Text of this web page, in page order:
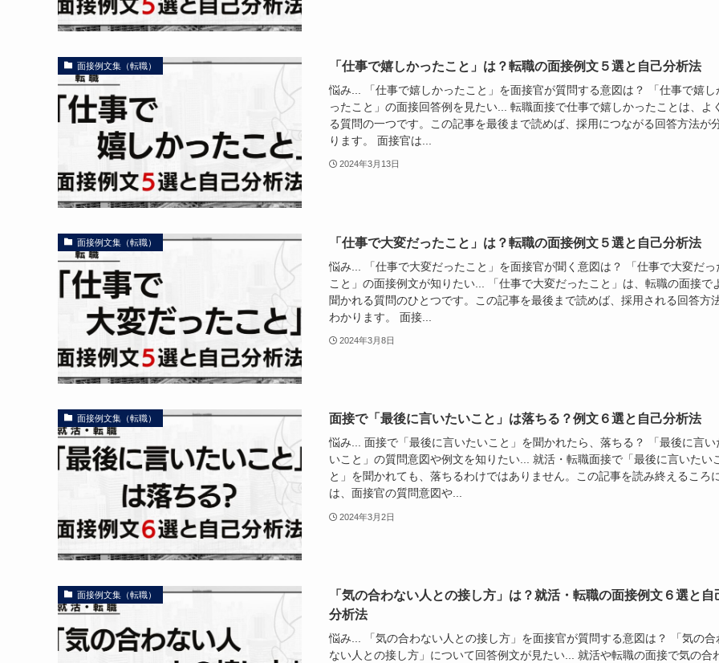
面接例文集（転職） 「仕事で嬉しかったこと」は？転職の面接例文５選と自己分析法
悩み... 「仕事で嬉しかったこと」を面接官が質問する意図は？ 「仕事で嬉し
ったこと」の面接回答例を見たい... 転職面接で仕事で嬉しかったことは、よ
る質問の一つです。この記事を最後まで読めば、採用につながる回答方法が
ります。 面接官は...
2024年3月13日
面接例文集（転職） 「仕事で大変だったこと」は？転職の面接例文５選と自己分析法
悩み... 「仕事で大変だったこと」を面接官が聞く意図は？ 「仕事で大変だっ
こと」の面接例文が知りたい... 「仕事で大変だったこと」は、転職の面接で
聞かれる質問のひとつです。この記事を最後まで読めば、採用される回答方
わかります。 面接...
2024年3月8日
面接例文集（転職） 面接で「最後に言いたいこと」は落ちる？例文６選と自己分析法
悩み... 面接で「最後に言いたいこと」を聞かれたら、落ちる？ 「最後に言い
いこと」の質問意図や例文を知りたい... 就活・転職面接で「最後に言いたい
と」を聞かれても、落ちるわけではありません。この記事を読み終えるころ
は、面接官の質問意図や...
2024年3月2日
面接例文集（転職）
「気の合わない人との接し方」は？就活・転職の面接例文６選と自
分析法
悩み... 「気の合わない人との接し方」を面接官が質問する意図は？ 「気の合
ない人との接し方」について回答例文が見たい... 就活や転職の面接で気の合